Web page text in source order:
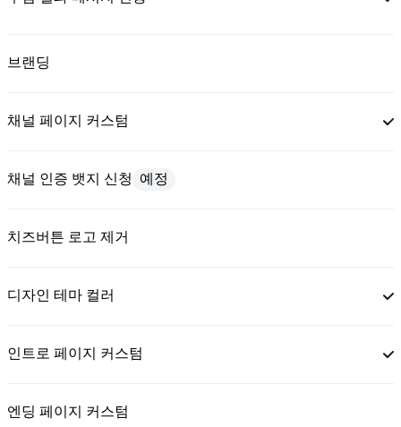
브랜딩
채널 페이지 커스텀
채널 인증 뱃지 신청 예정
치즈버튼 로고 제거
디자인 테마 컬러
인트로 페이지 커스텀
엔딩 페이지 커스텀